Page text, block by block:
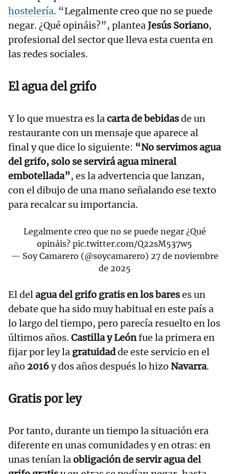
hostelería. “Legalmente creo que no se puede
negar. ¿Qué opináis?”, planteaJesús Soriano,
profesional del sector que lleva esta cuenta en
las redes sociales.
El agua del grifo
Y lo que muestra es lacarta de bebidasde un
restaurante con un mensaje que aparece al
final y que dice lo siguiente: “No servimos agua
del grifo, solo se servirá agua mineral
embotellada”, es la advertencia que lanzan,
con el dibujo de una mano señalando ese texto
para recalcar su importancia.
Legalmente creo que no se puede negar ¿Qué
opináis? pic.twitter.com/Q22sM537w5
— Soy Camarero (@soycamarero) 27 de noviembre
de 2025
El delagua del grifo gratis en los bareses un
debate que ha sido muy habitual en este país a
lo largo del tiempo, pero parecía resuelto en los
últimos años. Castilla y Leónfue la primera en
fijar por ley la gratuidadde este servicio en el
año 2016y dos años después lo hizo Navarra.
Gratis por ley
Por tanto, durante un tiempo la situación era
diferente en unas comunidades y en otras: en
unas tenían laobligación de servir agua del